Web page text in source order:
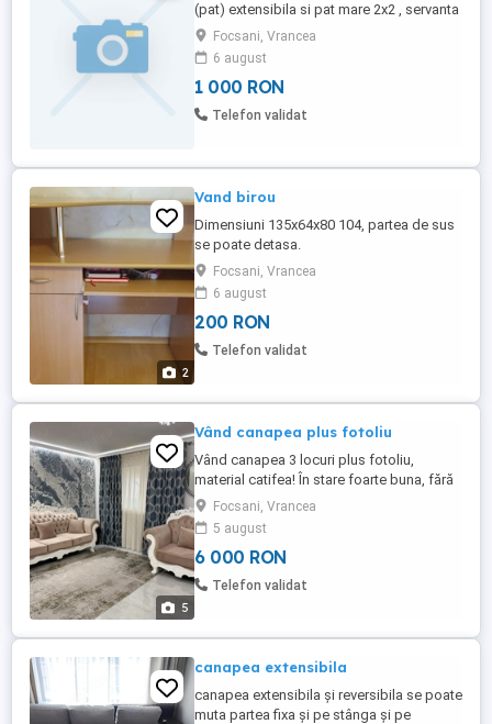
(pat) extensibila si pat mare 2x2 , servanta
cu tot felul de bibelouri sau fara, carti
beletristica etc....
Focsani, Vrancea
6 august
1 000 RON
Telefon validat
2
Vand birou
Dimensiuni 135x64x80 104, partea de sus
se poate detasa.
Focsani, Vrancea
6 august
200 RON
Telefon validat
5
Vând canapea plus fotoliu
Vând canapea 3 locuri plus fotoliu,
material catifea! În stare foarte buna, fără
defecte! Preț fix: 6000 lei
Focsani, Vrancea
5 august
6 000 RON
Telefon validat
canapea extensibila
canapea extensibila și reversibila se poate
muta partea fixa și pe stânga și pe